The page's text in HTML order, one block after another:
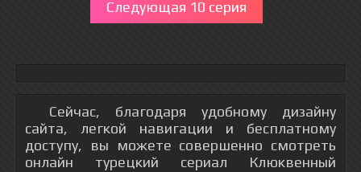
Следующая 10 серия
Сейчас, благодаря удобному дизайну
сайта, легкой навигации и бесплатному
доступу, вы можете совершенно смотреть
онлайн турецкий сериал Клюквенный